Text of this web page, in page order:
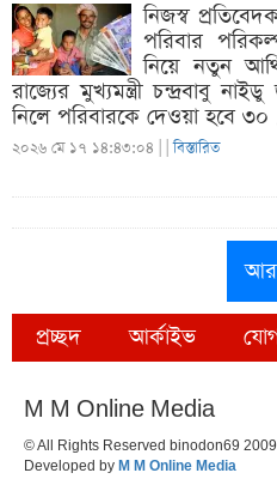
নিজস্ব
পরিবার
নিয়ে নতুন
রাজ্যের মুখ্যমন্ত্রী চন্দ্রবাবু
নিলে পরিবারকে দেওয়া হবে
২০২৬ মে ১৭ ১৪:৪৩:০৪ | |বিস্তারিত
প্রচ্ছদ আর্কাইভ
M M Online Media
© All Rights Reserved binodon69
Developed by M M Online Media